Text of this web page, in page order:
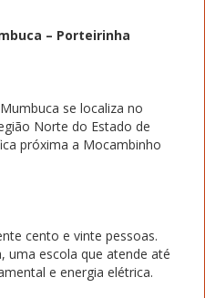
– Porteirinha
se localiza no
Norte do Estado de
próxima a Mocambinho
cento e vinte pessoas.
uma escola que atende até
e energia elétrica.